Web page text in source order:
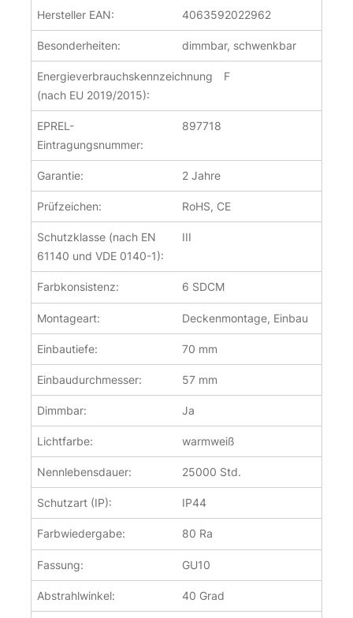
Hersteller EAN: 4063592022962
Besonderheiten: dimmbar, schwenkbar
Energieverbrauchskennzeichnung
(nach EU 2019/2015):
F
EPREL-
Eintragungsnummer:
897718
Garantie: 2 Jahre
Prüfzeichen: RoHS, CE
Schutzklasse (nach EN
61140 und VDE 0140-1):
III
Farbkonsistenz: 6 SDCM
Montageart: Deckenmontage, Einbau
Einbautiefe: 70 mm
Einbaudurchmesser: 57 mm
Dimmbar: Ja
Lichtfarbe: warmweiß
Nennlebensdauer: 25000 Std.
Schutzart (IP): IP44
Farbwiedergabe: 80 Ra
Fassung: GU10
Abstrahlwinkel: 40 Grad